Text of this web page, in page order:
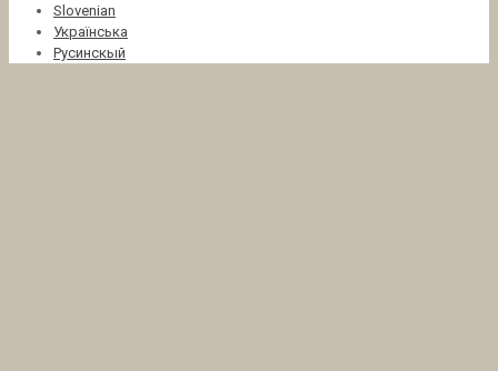
Slovenian
Українська
Русинскый